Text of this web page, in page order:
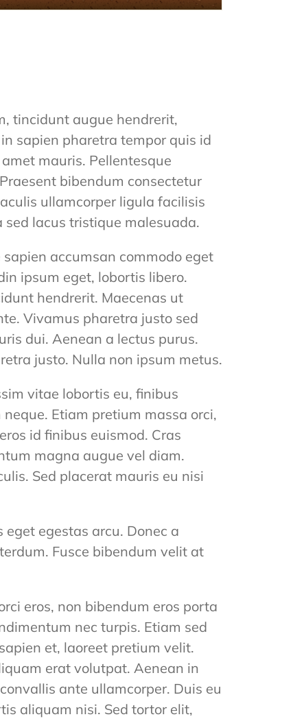
tincidunt augue hendrerit,
sapien pharetra tempor quis id
mauris. Pellentesque
bibendum consectetur
ullamcorper ligula facilisis
lacus tristique malesuada.
accumsan commodo eget
ipsum eget, lobortis libero.
hendrerit. Maecenas ut
Vivamus pharetra justo sed
dui. Aenean a lectus purus.
justo. Nulla non ipsum metus.
vitae lobortis eu, finibus
Etiam pretium massa orci,
id finibus euismod. Cras
magna augue vel diam.
Sed placerat mauris eu nisi
egestas arcu. Donec a
Fusce bibendum velit at
eros, non bibendum eros porta
nec turpis. Etiam sed
et, laoreet pretium velit.
erat volutpat. Aenean in
ante ullamcorper. Duis eu
aliquam nisi. Sed tortor elit,